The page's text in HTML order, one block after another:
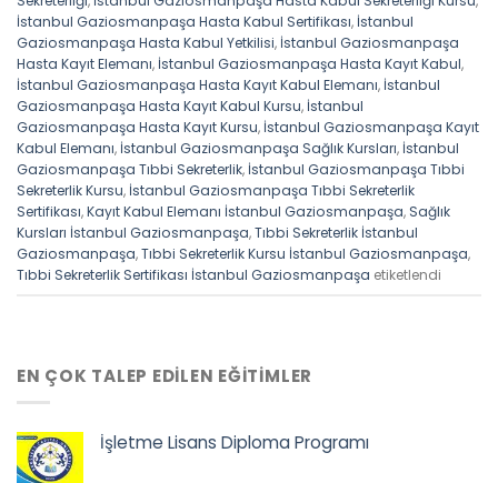
İstanbul Gaziosmanpaşa Hasta Kabul Sertifikası, İstanbul
Gaziosmanpaşa Hasta Kabul Yetkilisi, İstanbul Gaziosmanpaşa
Hasta Kayıt Elemanı, İstanbul Gaziosmanpaşa Hasta Kayıt Kabul,
İstanbul Gaziosmanpaşa Hasta Kayıt Kabul Elemanı, İstanbul
Gaziosmanpaşa Hasta Kayıt Kabul Kursu, İstanbul
Gaziosmanpaşa Hasta Kayıt Kursu, İstanbul Gaziosmanpaşa Kayıt
Kabul Elemanı, İstanbul Gaziosmanpaşa Sağlık Kursları, İstanbul
Gaziosmanpaşa Tıbbi Sekreterlik, İstanbul Gaziosmanpaşa Tıbbi
Sekreterlik Kursu, İstanbul Gaziosmanpaşa Tıbbi Sekreterlik
Sertifikası,Kayıt Kabul Elemanı İstanbul Gaziosmanpaşa,Sağlık
Kursları İstanbul Gaziosmanpaşa,Tıbbi Sekreterlik İstanbul
Gaziosmanpaşa,Tıbbi Sekreterlik Kursu İstanbul Gaziosmanpaşa,
Tıbbi Sekreterlik Sertifikası İstanbul Gaziosmanpaşa etiketlendi
EN ÇOK TALEP EDILEN EĞITIMLER
İşletme Lisans Diploma Programı